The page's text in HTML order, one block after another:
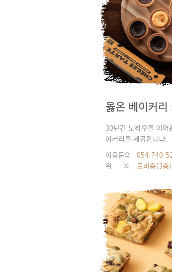
옳온 베이커리
30년간 노하우를 이어
이커리를 제공합니다.
이용문의
054-740-
위 치
로비층(3층)